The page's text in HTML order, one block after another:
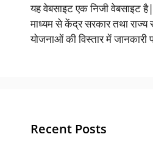
यह वेबसाइट एक निजी वेबसाइट
माध्यम से केंद्र सरकार तथा राज्य
योजनाओं की विस्तार में
Recent Posts